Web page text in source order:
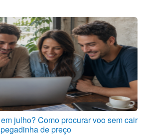
julho? Como procurar voo sem cair
de preço